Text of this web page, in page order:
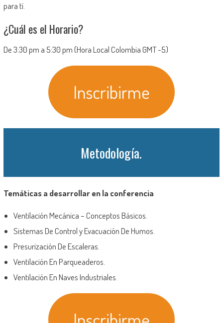
para tí.
¿Cuál es el Horario?
De 3:30 pm a 5:30 pm (Hora Local Colombia GMT -5)
Inscribirme
Metodología.
Temáticas a desarrollar en la conferencia
Ventilación Mecánica – Conceptos Básicos.
Sistemas De Control y Evacuación De Humos.
Presurización De Escaleras.
Ventilación En Parqueaderos.
Ventilación En Naves Industriales.